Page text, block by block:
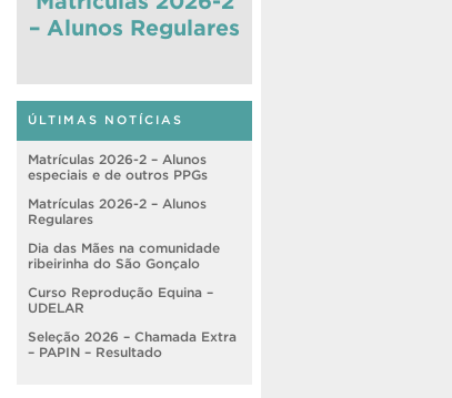
– Alunos Regulares
ÚLTIMAS NOTÍCIAS
Matrículas 2026-2 – Alunos
especiais e de outros PPGs
Matrículas 2026-2 – Alunos
Regulares
Dia das Mães na comunidade
ribeirinha do São Gonçalo
Curso Reprodução Equina –
UDELAR
Seleção 2026 – Chamada Extra
– PAPIN – Resultado